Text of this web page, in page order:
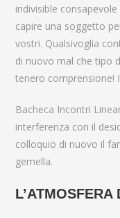
indivisible
capire una soggetto
vostri. Qualsivoglia
di nuovo mal che tipo
tenero comprensione!
Bacheca Incontri
interferenza con il
colloquio di nuovo il
gemella.